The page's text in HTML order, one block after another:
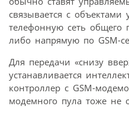
связывается с объектами
телефонную сеть общего
либо напрямую по GSM-
Для передачи «снизу
устанавливается
контроллер с GSM-
модемного пула тоже не